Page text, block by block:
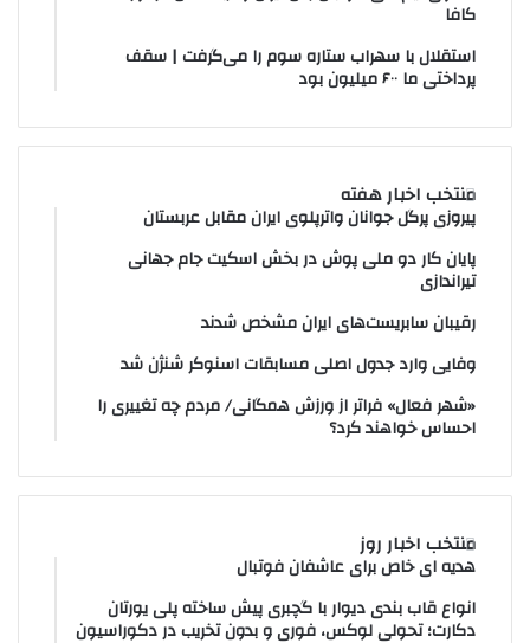
کافا
استقلال با سهراب ستاره سوم را می‌گرفت | سقف
پرداختی ما ۶۰۰ میلیون بود
منتخب اخبار هفته
پیروزی پرگل جوانان واترپلوی ایران مقابل عربستان
پایان کار دو ملی پوش در بخش اسکیت جام جهانی
تیراندازی
رقیبان سابریست‌های ایران مشخص شدند
وفایی وارد جدول اصلی مسابقات اسنوکر شنژن شد
«شهر فعال» فراتر از ورزش همگانی/ مردم چه تغییری را
احساس خواهند کرد؟
منتخب اخبار روز
هدیه ای خاص برای عاشفان فوتبال
انواع قاب بندی دیوار با گچبری پیش ساخته پلی یورتان
دکارت؛ تحولی لوکس، فوری و بدون تخریب در دکوراسیون